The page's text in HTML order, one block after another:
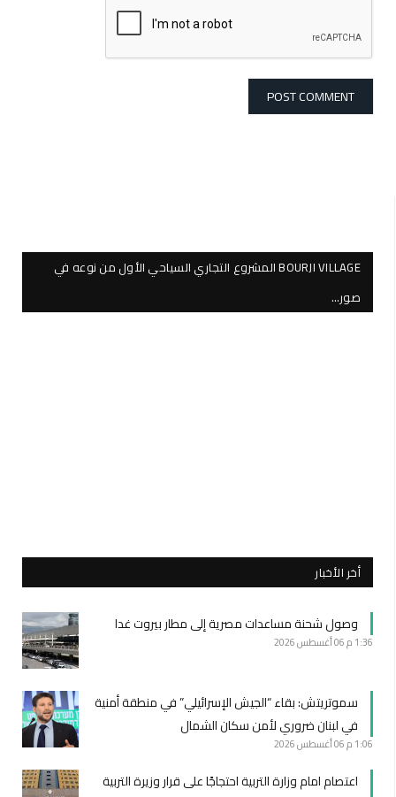
BOURJI VILLAGE المشروع التجاري السياحي الأول من نوعه في
صور…
أخر الأخبار
وصول شحنة مساعدات مصرية إلى مطار بيروت غدا
1:36 م 06 أغسطس 2026
سموتريتش: بقاء “الجيش الإسرائيلي” في منطقة أمنية
في لبنان ضروري لأمن سكان الشمال
1:06 م 06 أغسطس 2026
اعتصام امام وزارة التربية احتجاجًا على قرار وزيرة التربية